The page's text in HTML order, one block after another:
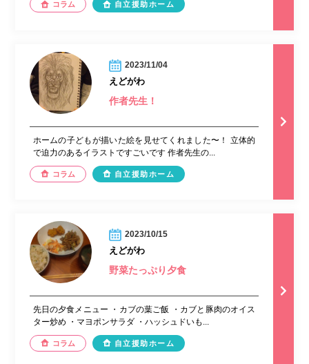
コラム 自立援助ホーム
2023/11/04
えどがわ
作者先生！
ホームの子どもが描いた絵を見せてくれました〜！ 立体的
で迫力のあるイラストですごいです 作者先生の...
コラム 自立援助ホーム
2023/10/15
えどがわ
野菜たっぷり夕食
先日の夕食メニュー ・カブの葉ご飯 ・カブと豚肉のオイス
ター炒め ・マヨポンサラダ ・ハッシュドいも...
コラム 自立援助ホーム